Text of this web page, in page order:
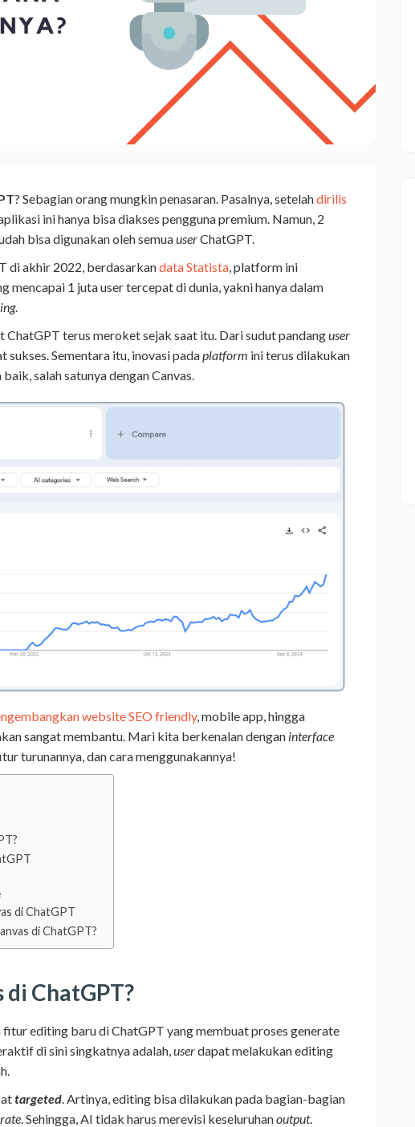
? Sebagian orang mungkin penasaran. Pasalnya, setelahdirilis
ini hanya bisa diakses pengguna premium. Namun, 2
bisa digunakan oleh semuauserChatGPT.
di akhir 2022, berdasarkandata Statista , platform ini
mencapai 1 juta user tercepat di dunia, yakni hanya dalam
.
ChatGPT terus meroket sejak saat itu. Dari sudut pandanguser
sukses. Sementara itu, inovasi padaplatform ini terus dilakukan
baik, salah satunya dengan Canvas.
website SEO friendly, mobile app, hingga
sangat membantu. Mari kita berkenalan dengan interface
turunannya, dan cara menggunakannya!
di ChatGPT
di ChatGPT?
di ChatGPT?
fitur editing baru di ChatGPT yang membuat proses generate
di sini singkatnya adalah, userdapat melakukan editing
targeted . Artinya, editing bisa dilakukan pada bagian-bagian
. Sehingga, AI tidak harus merevisi keseluruhanoutput.